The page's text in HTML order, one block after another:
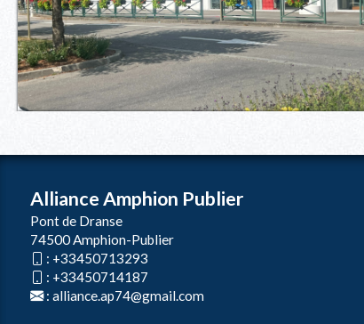
Alliance Amphion Publier
Pont de Dranse
74500 Amphion-Publier
: +33450713293
: +33450714187
: alliance.ap74@gmail.com